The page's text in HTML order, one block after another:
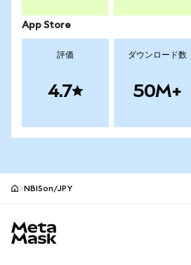
App Store
評価
4.7
ダウンロード数
50M+
NBISon/JPY